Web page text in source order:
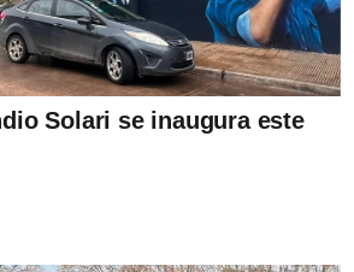
Solari se inaugura este